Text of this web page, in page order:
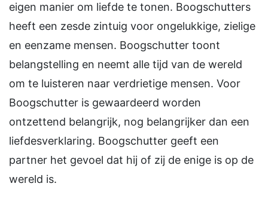
eigen manier om liefde te tonen. Boogschutters
heeft een zesde zintuig voor ongelukkige, zielige
en eenzame mensen. Boogschutter toont
belangstelling en neemt alle tijd van de wereld
om te luisteren naar verdrietige mensen. Voor
Boogschutter is gewaardeerd worden
ontzettend belangrijk, nog belangrijker dan een
liefdesverklaring. Boogschutter geeft een
partner het gevoel dat hij of zij de enige is op de
wereld is.